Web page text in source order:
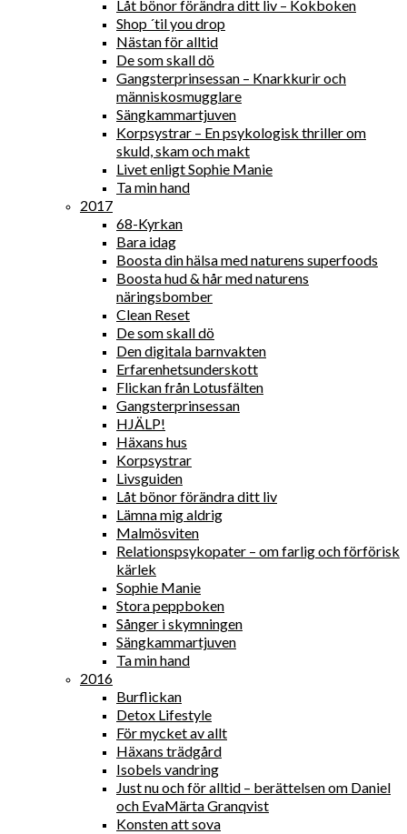
Låt bönor förändra ditt liv – Kokboken
Shop ´til you drop
Nästan för alltid
De som skall dö
Gangsterprinsessan – Knarkkurir och
människosmugglare
Sängkammartjuven
Korpsystrar – En psykologisk thriller om
skuld, skam och makt
Livet enligt Sophie Manie
Ta min hand
2017
68-Kyrkan
Bara idag
Boosta din hälsa med naturens superfoods
Boosta hud & hår med naturens
näringsbomber
Clean Reset
De som skall dö
Den digitala barnvakten
Erfarenhetsunderskott
Flickan från Lotusfälten
Gangsterprinsessan
HJÄLP!
Häxans hus
Korpsystrar
Livsguiden
Låt bönor förändra ditt liv
Lämna mig aldrig
Malmösviten
Relationspsykopater – om farlig och förförisk
kärlek
Sophie Manie
Stora peppboken
Sånger i skymningen
Sängkammartjuven
Ta min hand
2016
Burflickan
Detox Lifestyle
För mycket av allt
Häxans trädgård
Isobels vandring
Just nu och för alltid – berättelsen om Daniel
och EvaMärta Granqvist
Konsten att sova